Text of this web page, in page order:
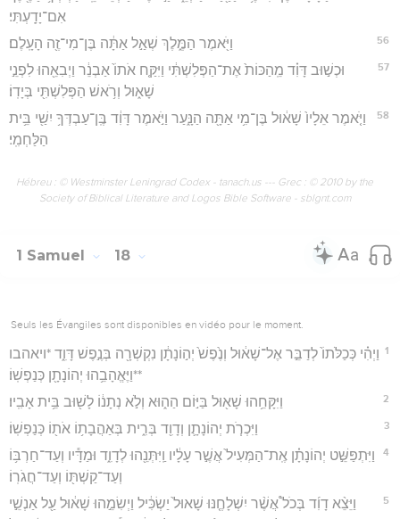
אִם־יָדָֽעְתִּי׃
56 וַיֹּ֖אמֶר הַמֶּ֑לֶךְ שְׁאַ֣ל אַתָּ֔ה בֶּן־מִי־זֶ֖ה הָעָֽלֶם׃
57
וּכְשׁ֣וּב דָּוִ֗ד מֵֽהַכּוֹת֙ אֶת־הַפְּלִשְׁתִּ֔י וַיִּקַּ֤ח אֹתוֹ֙ אַבְנֵ֔ר וַיְבִאֵ֖הוּ לִפְנֵ֣י
שָׁא֑וּל וְרֹ֥אשׁ הַפְּלִשְׁתִּ֖י בְּיָדֽוֹ׃
58
וַיֹּ֤אמֶר אֵלָיו֙ שָׁא֔וּל בֶּן־מִ֥י אַתָּ֖ה הַנָּ֑עַר וַיֹּ֣אמֶר דָּוִ֔ד בֶּֽן־עַבְדְּךָ֥ יִשַׁ֖י בֵּ֥ית
הַלַּחְמִֽי׃
Hébreu : © Westminster Leningrad Codex - tanach.us --- Grec : © 2010 by the
Society of Biblical Literature and Logos Bible Software - sblgnt.com
1 Samuel 18
Seuls les Évangiles sont disponibles en vidéo pour le moment.
1 וַיְהִ֗י כְּכַלֹּתוֹ֙ לְדַבֵּ֣ר אֶל־שָׁא֔וּל וְנֶ֙פֶשׁ֙ יְה֣וֹנָתָ֔ן נִקְשְׁרָ֖ה בְּנֶ֣פֶשׁ דָּוִ֑ד *ויאהבו
**וַיֶּאֱהָבֵ֥הוּ יְהוֹנָתָ֖ן כְּנַפְשֽׁוֹ׃
2 וַיִּקָּחֵ֥הוּ שָׁא֖וּל בַּיּ֣וֹם הַה֑וּא וְלֹ֣א נְתָנ֔וֹ לָשׁ֖וּב בֵּ֥ית אָבִֽיו׃
3 וַיִּכְרֹ֧ת יְהוֹנָתָ֛ן וְדָוִ֖ד בְּרִ֑ית בְּאַהֲבָת֥וֹ אֹת֖וֹ כְּנַפְשֽׁוֹ׃
4
וַיִּתְפַּשֵּׁ֣ט יְהוֹנָתָ֗ן אֶֽת־הַמְּעִיל֙ אֲשֶׁ֣ר עָלָ֔יו וַֽיִּתְּנֵ֖הוּ לְדָוִ֑ד וּמַדָּ֕יו וְעַד־חַרְבּ֥וֹ
וְעַד־קַשְׁתּ֖וֹ וְעַד־חֲגֹרֽוֹ׃
5
וַיֵּצֵ֨א דָוִ֜ד בְּכֹל֩ אֲשֶׁ֨ר יִשְׁלָחֶ֤נּוּ שָׁאוּל֙ יַשְׂכִּ֔יל וַיְשִׂמֵ֣הוּ שָׁא֔וּל עַ֖ל אַנְשֵׁ֣י